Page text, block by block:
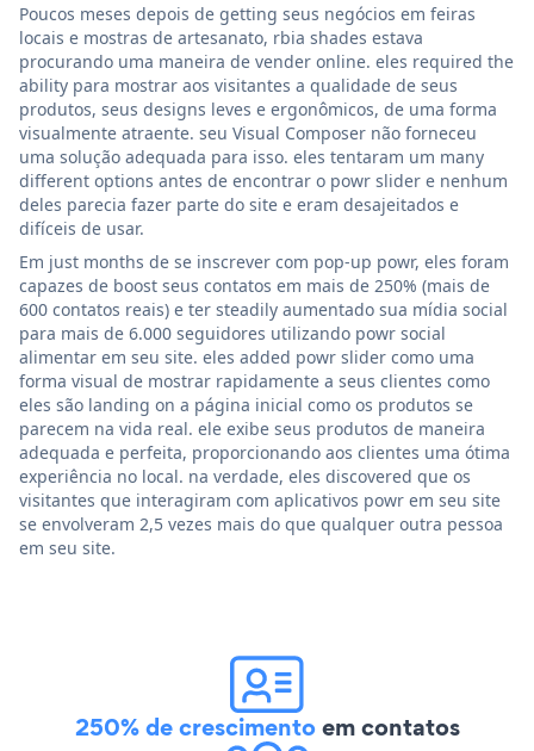
Poucos meses depois de getting seus negócios em feiras
locais e mostras de artesanato, rbia shades estava
procurando uma maneira de vender online. eles required the
ability para mostrar aos visitantes a qualidade de seus
produtos, seus designs leves e ergonômicos, de uma forma
visualmente atraente. seu Visual Composer não forneceu
uma solução adequada para isso. eles tentaram um many
different options antes de encontrar o powr slider e nenhum
deles parecia fazer parte do site e eram desajeitados e
difíceis de usar.
Em just months de se inscrever com pop-up powr, eles foram
capazes de boost seus contatos em mais de 250% (mais de
600 contatos reais) e ter steadily aumentado sua mídia social
para mais de 6.000 seguidores utilizando powr social
alimentar em seu site. eles added powr slider como uma
forma visual de mostrar rapidamente a seus clientes como
eles são landing on a página inicial como os produtos se
parecem na vida real. ele exibe seus produtos de maneira
adequada e perfeita, proporcionando aos clientes uma ótima
experiência no local. na verdade, eles discovered que os
visitantes que interagiram com aplicativos powr em seu site
se envolveram 2,5 vezes mais do que qualquer outra pessoa
em seu site.
250% de crescimentoem contatos